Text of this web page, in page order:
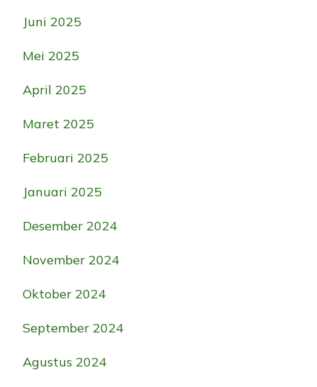
Juni 2025
Mei 2025
April 2025
Maret 2025
Februari 2025
Januari 2025
Desember 2024
November 2024
Oktober 2024
September 2024
Agustus 2024